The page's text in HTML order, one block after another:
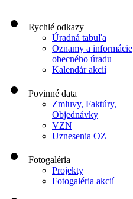
Rychlé odkazy
Úradná tabuľa
Oznamy a informácie
obecného úradu
Kalendár akcií
Povinné data
Zmluvy, Faktúry,
Objednávky
VZN
Uznesenia OZ
Fotogaléria
Projekty
Fotogaléria akcií